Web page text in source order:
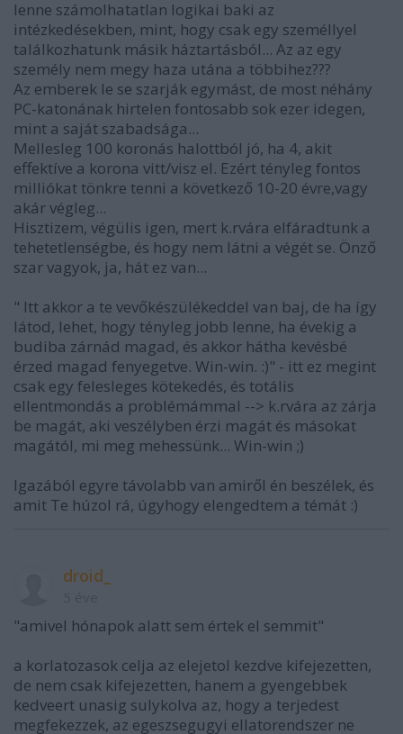
lenne számolhatatlan logikai baki az
intézkedésekben, mint, hogy csak egy személlyel
találkozhatunk másik háztartásból... Az az egy
személy nem megy haza utána a többihez???
Az emberek le se szarják egymást, de most néhány
PC-katonának hirtelen fontosabb sok ezer idegen,
mint a saját szabadsága...
Mellesleg 100 koronás halottból jó, ha 4, akit
effektíve a korona vitt/visz el. Ezért tényleg fontos
milliókat tönkre tenni a következő 10-20 évre,vagy
akár végleg...
Hisztizem, végülis igen, mert k.rvára elfáradtunk a
tehetetlenségbe, és hogy nem látni a végét se. Önző
szar vagyok, ja, hát ez van...
" Itt akkor a te vevőkészülékeddel van baj, de ha így
látod, lehet, hogy tényleg jobb lenne, ha évekig a
budiba zárnád magad, és akkor hátha kevésbé
érzed magad fenyegetve. Win-win. :)" - itt ez megint
csak egy felesleges kötekedés, és totális
ellentmondás a problémámmal --> k.rvára az zárja
be magát, aki veszélyben érzi magát és másokat
magától, mi meg mehessünk... Win-win ;)
Igazából egyre távolabb van amiről én beszélek, és
amit Te húzol rá, úgyhogy elengedtem a témát :)
droid_
"amivel hónapok alatt sem értek el semmit"
a korlatozasok celja az elejetol kezdve kifejezetten,
de nem csak kifejezetten, hanem a gyengebbek
kedveert unasig sulykolva az, hogy a terjedest
megfekezzek, az egeszsegugyi ellatorendszer ne